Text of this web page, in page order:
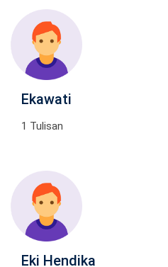
Ekawati
1 Tulisan
Eki Hendika